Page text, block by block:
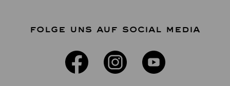
FOLGE UNS AUF SOCIAL MEDIA